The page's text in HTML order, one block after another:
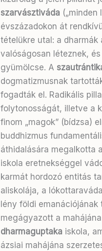
szarvásztiváda(„minden
évszázadokon át
tételükre utal: a
valóságosan léteznek,
gyümölcse. A
dogmatizmusnak
fogadták el. Radikális
folytonosságát, illetve a
finom „magok” (bídzsa)
buddhizmus
áthidalására megalkotta
iskola eretnekséggel
karmát hordozó entitás
aliskolája, a
lény földi
megágyazott a
dharmaguptakaiskola,
ázsiai mahájána